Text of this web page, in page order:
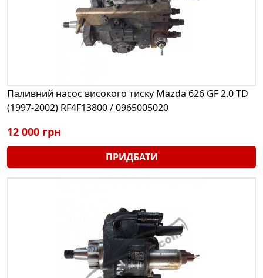
Паливний насос високого тиску Mazda 626 GF 2.0 TD
(1997-2002) RF4F13800 / 0965005020
12 000 грн
ПРИДБАТИ